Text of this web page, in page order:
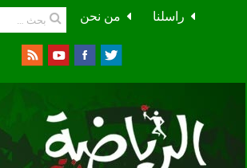
من نحن راسلنا